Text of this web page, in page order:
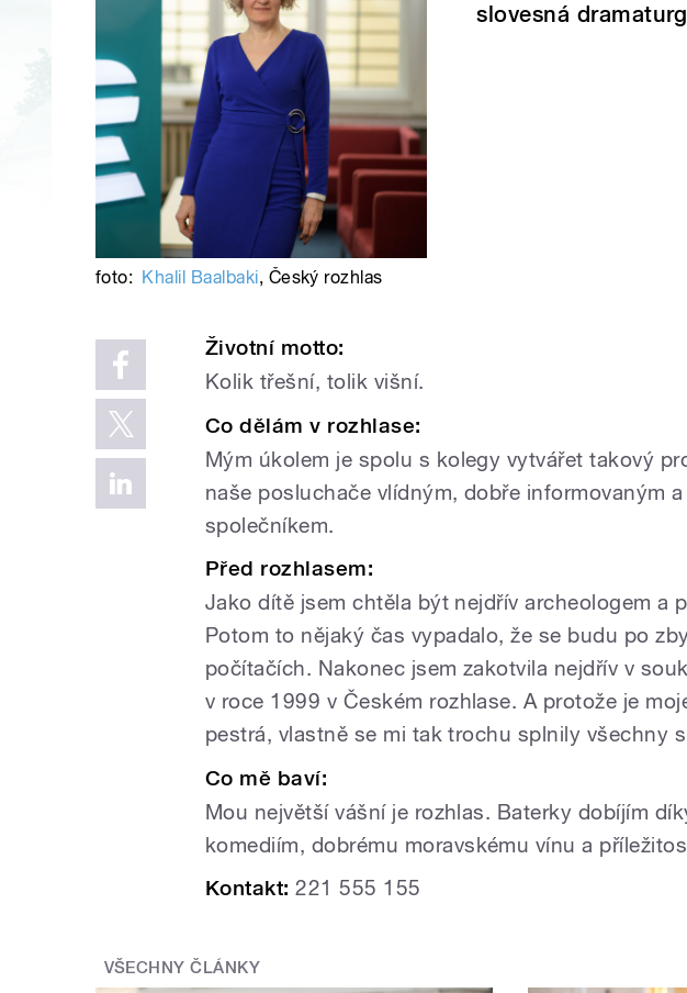
slovesná
foto: Khalil Baalbaki, Český rozhlas
Životní motto:
Kolik třešní, tolik višní.
Co dělám v rozhlase:
Mým úkolem je spolu s kolegy vytvářet takový
naše posluchače vlídným, dobře informovaným
společníkem.
Před rozhlasem:
Jako dítě jsem chtěla být nejdřív archeologem a
Potom to nějaký čas vypadalo, že se budu po
počítačích. Nakonec jsem zakotvila nejdřív v
v roce 1999 v Českém rozhlase. A protože je
pestrá, vlastně se mi tak trochu splnily všechny
Co mě baví:
Mou největší vášní je rozhlas. Baterky dobíjím
komediím, dobrému moravskému vínu a
Kontakt:221 555 155
VŠECHNY ČLÁNKY